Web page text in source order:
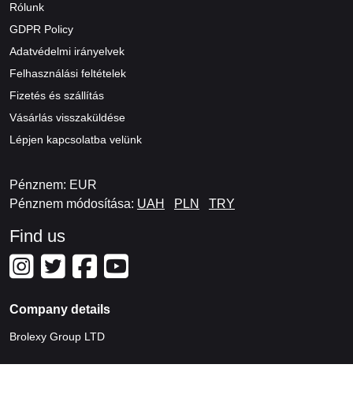
Rólunk
GDPR Policy
Adatvédelmi irányelvek
Felhasználási feltételek
Fizetés és szállítás
Vásárlás visszaküldése
Lépjen kapcsolatba velünk
Pénznem: EUR
Pénznem módosítása: UAH PLN TRY
Find us
Company details
Brolexy Group LTD